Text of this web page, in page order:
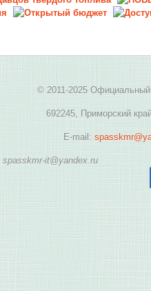
© 2011-2025 Официальный
692245, Приморский
E-mail:
spasskmr-it@yandex.ru